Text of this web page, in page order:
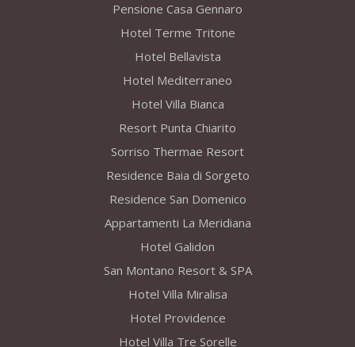
Pensione Casa Gennaro
Hotel Terme Tritone
Hotel Bellavista
Hotel Mediterraneo
Hotel Villa Bianca
Resort Punta Chiarito
Sorriso Thermae Resort
Residence Baia di Sorgeto
Residence San Domenico
Appartamenti La Meridiana
Hotel Galidon
San Montano Resort & SPA
Hotel Villa Miralisa
Hotel Providence
Hotel Villa Tre Sorelle